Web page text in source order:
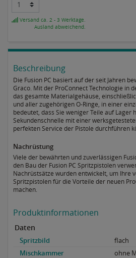
Versand ca. 2 - 3 Werktage.
Ausland abweichend.
Beschreibung
Die Fusion PC basiert auf der seit Jahren
Graco. Mit der ProConnect Technologie in
das gesamte Materialgehäuse,
und aller zugehörigen O-Ringe, in einer
bedeutet, dass Sie weniger Teile auf Lager
Sekundenschnelle mit einer
perfekten Service der Pistole durchführen
Nachrüstung
Viele der bewährten und zuverlässigen
den Bau der Fusion PC Spritzpistolen
Nachrüstsätze wurden entwickelt, um Ihre
Spritzpistolen für die Vorteile der neuen
machen.
Produktinformationen
Daten
Spritzbild
flach
Mischkammer
ohne